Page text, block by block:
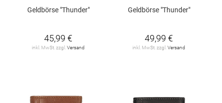
Geldbörse "Thunder"
45,99 €
inkl. MwSt. zzgl. Versand
Geldbörse "Thunder"
49,99 €
inkl. MwSt. zzgl. Versand